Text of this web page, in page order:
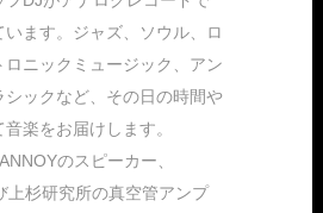
ます。ジャズ、ソウル、ロ
ロニックミュージック、アン
シックなど、その日の時間や
楽をお届けします。
のスピーカー、
上杉研究所の真空管アンプ